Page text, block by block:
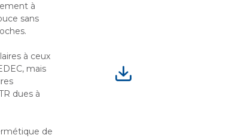
à
sans
à ceux
mais
dues à
de